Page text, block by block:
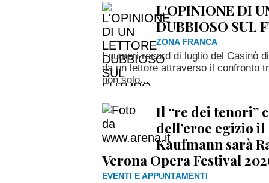
L'OPINIONE DI
DUBBIOSO SUL
ZONA FRANCA
I numeri record di luglio del Casinò
da un lettore attraverso il confronto
non solo...
Il “re dei tenori”
dell’eroe egizio il
Kaufmann sarà
Verona Opera Festival
EVENTI E APPUNTAMENTI